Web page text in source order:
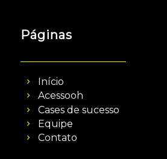
Páginas
Início
Acessooh
Cases de sucesso
Equipe
Contato